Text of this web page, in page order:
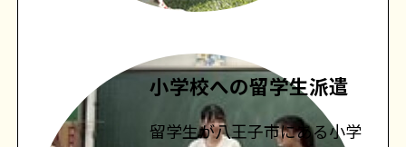
小学校への留学生派遣
留学生が八王子市にある小学